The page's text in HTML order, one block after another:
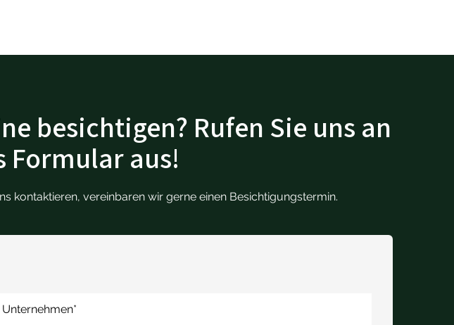
besichtigen? Rufen Sie uns an
Formular aus!
kontaktieren, vereinbaren wir gerne einen Besichtigungstermin.
Unternehmen*